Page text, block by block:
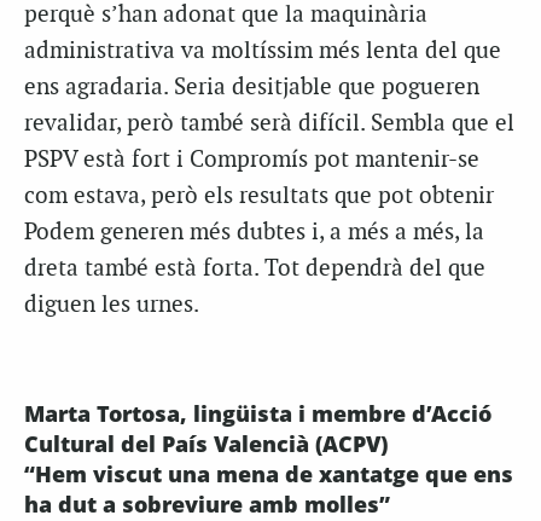
perquè s’han adonat que la maquinària
administrativa va moltíssim més lenta del que
ens agradaria. Seria desitjable que pogueren
revalidar, però també serà difícil. Sembla que el
PSPV està fort i Compromís pot mantenir-se
com estava, però els resultats que pot obtenir
Podem generen més dubtes i, a més a més, la
dreta també està forta. Tot dependrà del que
diguen les urnes.
Marta Tortosa, lingüista i membre d’Acció
Cultural del País Valencià (ACPV)
“Hem viscut una mena de xantatge que ens
ha dut a sobreviure amb molles”